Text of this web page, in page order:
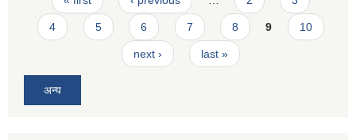
4 5 6 7 8 9 10
next › last »
अन्य